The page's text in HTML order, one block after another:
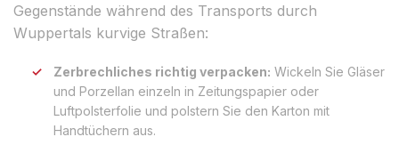
Gegenstände während des Transports durch
Wuppertals kurvige Straßen:
Zerbrechliches richtig verpacken: Wickeln Sie Gläser
und Porzellan einzeln in Zeitungspapier oder
Luftpolsterfolie und polstern Sie den Karton mit
Handtüchern aus.